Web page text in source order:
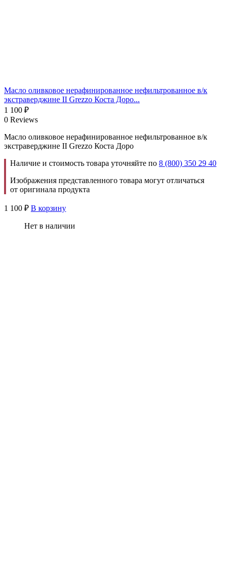
Масло оливковое нерафинированное нефильтрованное в/к
экстраверджине II Grezzo Коста Доро...
1 100 ₽
0 Reviews
Масло оливковое нерафинированное нефильтрованное в/к
экстраверджине II Grezzo Коста Доро
Наличие и стоимость товара уточняйте по 8 (800) 350 29 40
Изображения представленного товара могут отличаться
от оригинала продукта
1 100 ₽ В корзину
Нет в наличии